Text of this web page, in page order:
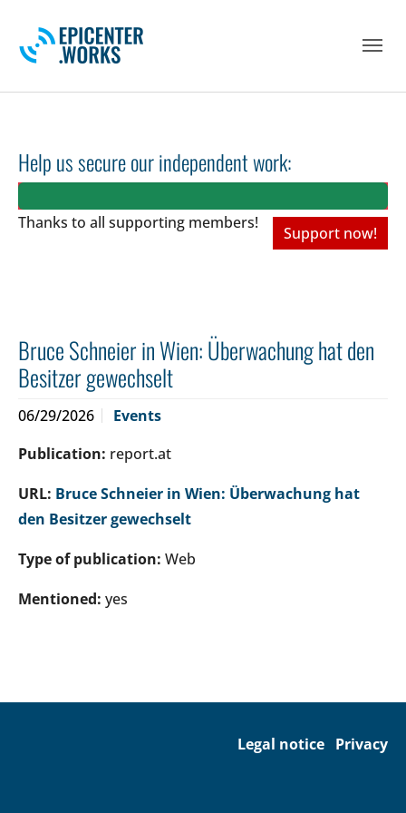
Help us secure our independent work:
Thanks to all supporting members!
Support now!
Bruce Schneier in Wien: Überwachung hat den
Besitzer gewechselt
06/29/2026
Events
Publication: report.at
URL: Bruce Schneier in Wien: Überwachung hat
den Besitzer gewechselt
Type of publication: Web
Mentioned: yes
Legal notice Privacy